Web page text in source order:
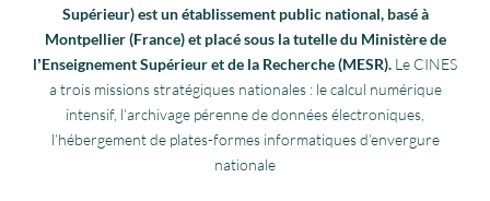
Supérieur) est un établissement public national, basé à
Montpellier (France) et placé sous la tutelle du Ministère de
lʼEnseignement Supérieur et de la Recherche (MESR). Le CINES
a trois missions stratégiques nationales : le calcul numérique
intensif, l’archivage pérenne de données électroniques,
l’hébergement de plates-formes informatiques d’envergure
nationale